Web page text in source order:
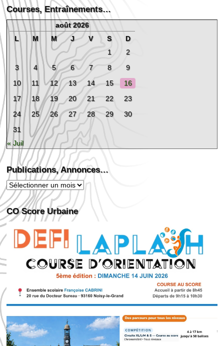
Courses, Entraînements…
août 2026
L
M M J V S
D
1
2
3
4 5 6 7 8
9
10
11 12 13 14 15
16
17
18 19 20 21 22
23
24
25 26 27 28 29
30
31
« Juil
Publications, Annonces…
Publications,
Annonces…
CO Score Urbaine